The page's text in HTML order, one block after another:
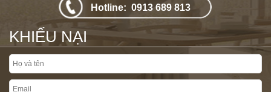
Hotline: 0913 689 813
KHIẾU NẠI